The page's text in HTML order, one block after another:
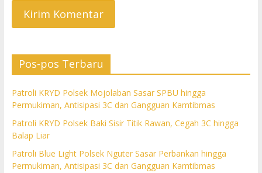
Pos-pos Terbaru
Patroli KRYD Polsek Mojolaban Sasar SPBU hingga
Permukiman, Antisipasi 3C dan Gangguan Kamtibmas
Patroli KRYD Polsek Baki Sisir Titik Rawan, Cegah 3C hingga
Balap Liar
Patroli Blue Light Polsek Nguter Sasar Perbankan hingga
Permukiman, Antisipasi 3C dan Gangguan Kamtibmas